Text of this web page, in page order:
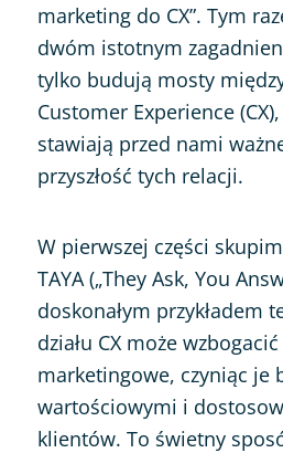
marketing do CX”. Tym
dwóm istotnym
tylko budują mosty
Customer Experience
stawiają przed nami
przyszłość tych relacji.
W pierwszej części
TAYA („They Ask, You
doskonałym przykładem
działu CX może
marketingowe, czyniąc je
wartościowymi i
klientów. To świetny